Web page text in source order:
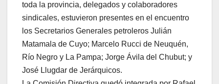
toda la provincia, delegados y colaboradores
sindicales, estuvieron presentes en el encuentro
los Secretarios Generales petroleros Julián
Matamala de Cuyo; Marcelo Rucci de Neuquén,
Río Negro y La Pampa; Jorge Ávila del Chubut; y
José Llugdar de Jerárquicos.